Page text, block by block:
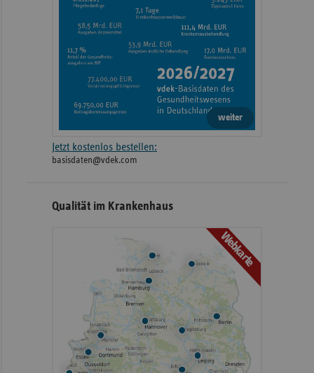
weiter
Jetzt kostenlos bestellen:
basisdaten@vdek.com
Qualität im Krankenhaus
Webkarte